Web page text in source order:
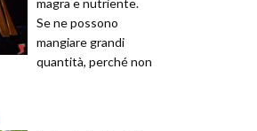
magra e nutriente.
Se ne possono
mangiare grandi
quantità, perché non